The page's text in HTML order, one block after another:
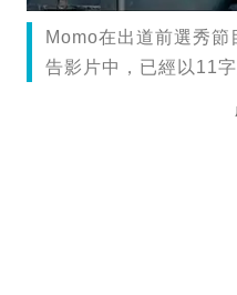
Momo在出道前選秀
告影片中，已經以11